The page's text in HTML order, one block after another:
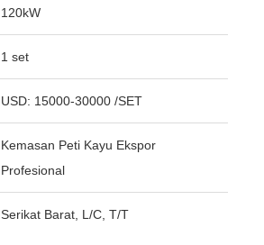
120kW
1 set
USD: 15000-30000 /SET
Kemasan Peti Kayu Ekspor
Profesional
Serikat Barat, L/C, T/T